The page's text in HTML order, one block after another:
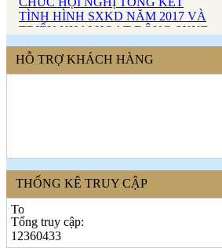
TRIỂN KHAI HOẠT ĐỘNG SXKD
NĂM 2018 (
)
♦ CÔNG ĐOÀN CÔNG TY GẠCH
MEN THANH THANH TỔ CHỨC
THÀNH CÔNG ĐẠI HỘI NHIỆM
CHỨC THÀNH CÔNG HỘI NGHỊ
ĐẠI BIỂU NGƯỜI LAO ĐỘNG
NĂM 2017
♦ Sử dụng vật liệu thân thiện với môi
trường và an toàn cho người sử
HỖ TRỢ KHÁCH HÀNG
THỐNG KÊ TRUY CẬP
Tổng truy cập:
12360433